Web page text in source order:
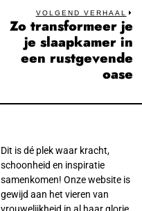
VOLGEND VERHAAL
Zo transformeer je
je slaapkamer in
een rustgevende
oase
Dit is dé plek waar kracht,
schoonheid en inspiratie
samenkomen! Onze website is
gewijd aan het vieren van
vrouwelijkheid in al haar glorie